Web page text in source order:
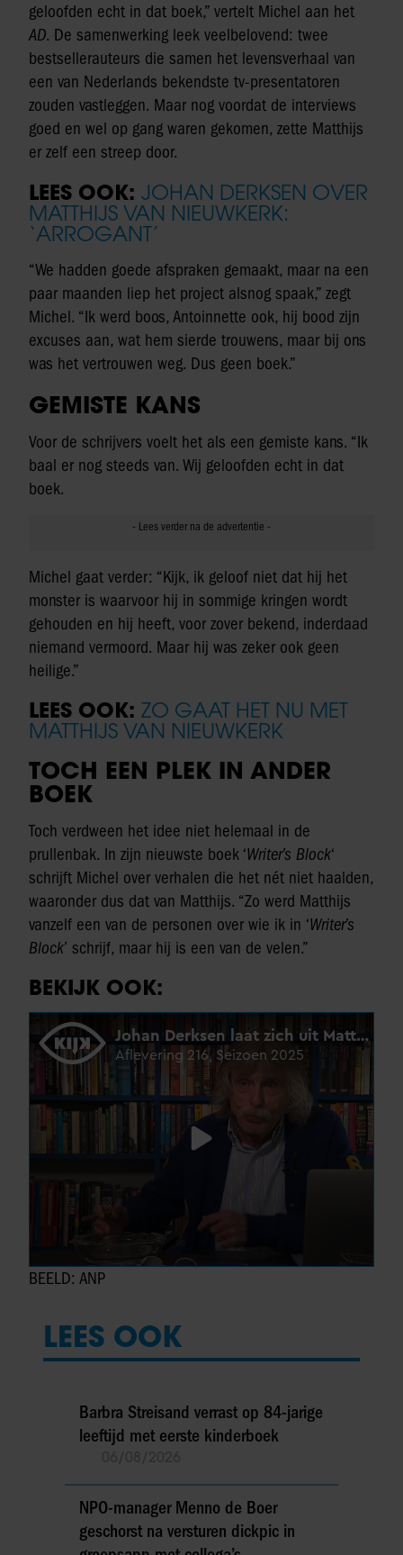
geloofden echt in dat boek,” vertelt Michel aan het
AD. De samenwerking leek veelbelovend: twee
bestsellerauteurs die samen het levensverhaal van
een van Nederlands bekendste tv-presentatoren
zouden vastleggen. Maar nog voordat de interviews
goed en wel op gang waren gekomen, zette Matthijs
er zelf een streep door.
LEES OOK: JOHAN DERKSEN OVER
MATTHIJS VAN NIEUWKERK:
‘ARROGANT’
“We hadden goede afspraken gemaakt, maar na een
paar maanden liep het project alsnog spaak,” zegt
Michel. “Ik werd boos, Antoinnette ook, hij bood zijn
excuses aan, wat hem sierde trouwens, maar bij ons
was het vertrouwen weg. Dus geen boek.”
GEMISTE KANS
Voor de schrijvers voelt het als een gemiste kans. “Ik
baal er nog steeds van. Wij geloofden echt in dat
boek.
Michel gaat verder: “Kijk, ik geloof niet dat hij het
monster is waarvoor hij in sommige kringen wordt
gehouden en hij heeft, voor zover bekend, inderdaad
niemand vermoord. Maar hij was zeker ook geen
heilige.”
LEES OOK: ZO GAAT HET NU MET
MATTHIJS VAN NIEUWKERK
TOCH EEN PLEK IN ANDER
BOEK
Toch verdween het idee niet helemaal in de
prullenbak. In zijn nieuwste boek ‘Writer’s Block‘
schrijft Michel over verhalen die het nét niet haalden,
waaronder dus dat van Matthijs. “Zo werd Matthijs
vanzelf een van de personen over wie ik in ‘Writer’s
Block’ schrijf, maar hij is een van de velen.”
BEKIJK OOK:
BEELD: ANP
LEES OOK
Barbra Streisand verrast op 84-jarige
leeftijd met eerste kinderboek
NPO-manager Menno de Boer
geschorst na versturen dickpic in